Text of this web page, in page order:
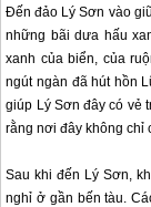
Đếnđảo Lý Sơn vào
những bãi dưa hấu
xanh của biển, của
ngút ngàn đã hút hồn
giúp Lý Sơn đây có vẻ
rằng nơi đây không chỉ
Sau khi đến Lý Sơn ,
nghỉ ở gần bến tàu.